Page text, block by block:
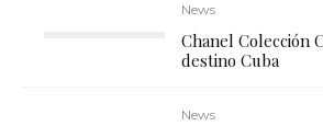
News
Chanel Colección
destino Cuba
News